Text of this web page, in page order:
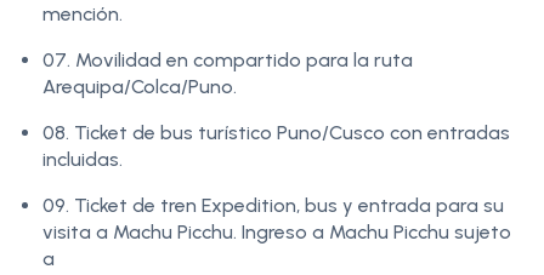
mención.
07. Movilidad en compartido para la ruta
Arequipa/Colca/Puno.
08. Ticket de bus turístico Puno/Cusco con entradas
incluidas.
09. Ticket de tren Expedition, bus y entrada para su
visita a Machu Picchu. Ingreso a Machu Picchu sujeto
a